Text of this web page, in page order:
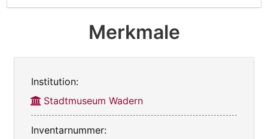
Merkmale
Institution:
Stadtmuseum Wadern
Inventarnummer: